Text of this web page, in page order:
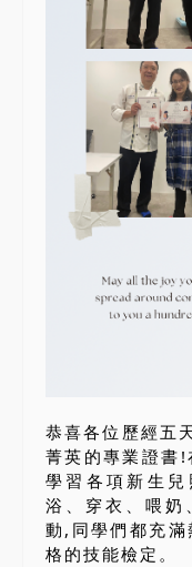
恭喜各位歷經五
菁英的專業證書
學習各項新生
浴、穿衣、喂奶
動,同學們都充
格的技能檢定。